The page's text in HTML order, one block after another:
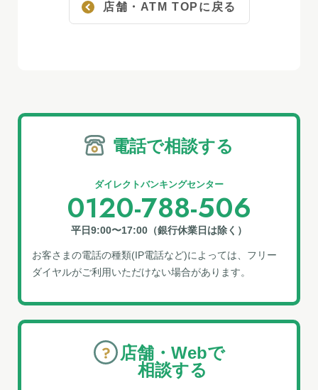
店舗・ATM TOPに戻る
電話で相談する
ダイレクトバンキングセンター
0120-788-506
平日9:00〜17:00（銀行休業日は除く）
お客さまの電話の種類(IP電話など)によっては、フリー
ダイヤルがご利⽤いただけない場合があります。
店舗・Webで
相談する